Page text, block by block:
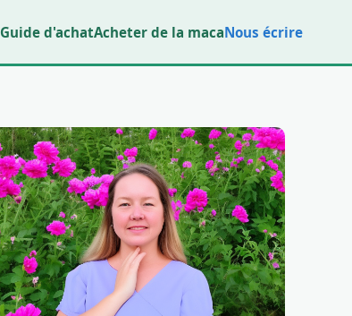
Guide d'achatAcheter de la macaNous écrire